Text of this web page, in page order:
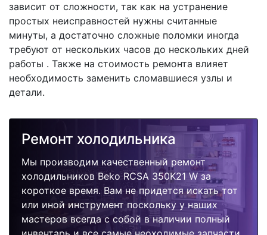
зависит от сложности, так как на устранение
простых неисправностей нужны считанные
минуты, а достаточно сложные поломки иногда
требуют от нескольких часов до нескольких дней
работы . Также на стоимость ремонта влияет
необходимость заменить сломавшиеся узлы и
детали.
Ремонт холодильника
Мы производим качественный ремонт
холодильников Beko RCSA 350K21 W за
короткое время. Вам не придется искать тот
или иной инструмент поскольку у наших
мастеров всегда с собой в наличии полный